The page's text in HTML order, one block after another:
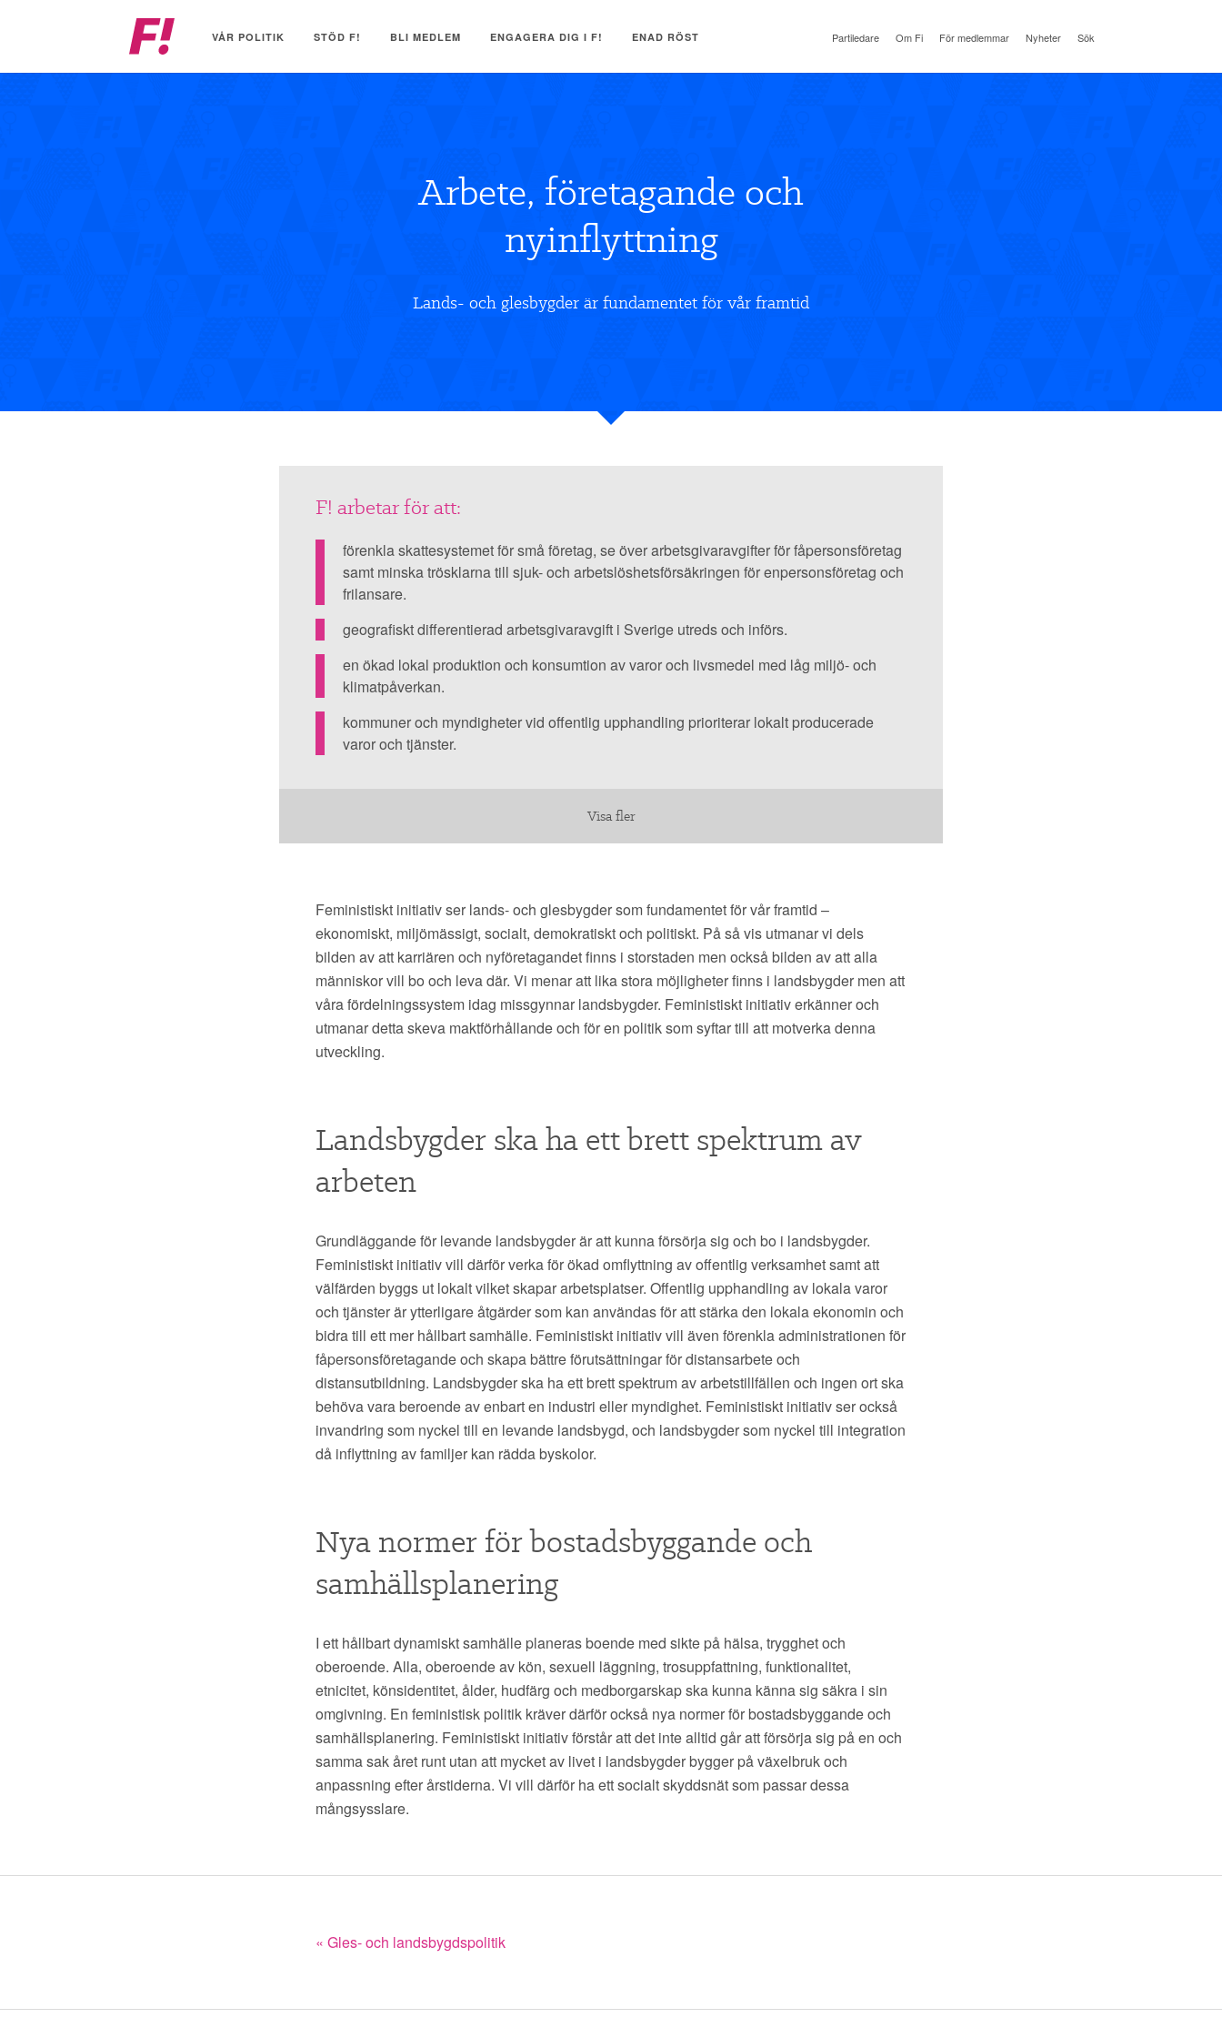
initiativ
VÅR POLITIK STÖD F! BLI MEDLEM ENGAGERA DIG I F! ENAD RÖST Partiledare Om Fi För medlemmar Nyheter Sök
Arbete, företagande och
nyinflyttning
Lands- och glesbygder är fundamentet för vår framtid
Lands-
och
glesbygder
är
fundamentet
vår
framtid
F! arbetar för att:
förenkla skattesystemet för små företag, se över arbetsgivaravgifter för fåpersonsföretag
samt minska trösklarna till sjuk- och arbetslöshetsförsäkringen för enpersonsföretag och
frilansare.
geografiskt differentierad arbetsgivaravgift i Sverige utreds och införs.
en ökad lokal produktion och konsumtion av varor och livsmedel med låg miljö- och
klimatpåverkan.
kommuner och myndigheter vid offentlig upphandling prioriterar lokalt producerade
varor och tjänster.
Visa fler
Feministiskt initiativ ser lands- och glesbygder som fundamentet för vår framtid –
ekonomiskt, miljömässigt, socialt, demokratiskt och politiskt. På så vis utmanar vi dels
bilden av att karriären och nyföretagandet finns i storstaden men också bilden av att alla
människor vill bo och leva där. Vi menar att lika stora möjligheter finns i landsbygder men att
våra fördelningssystem idag missgynnar landsbygder. Feministiskt initiativ erkänner och
utmanar detta skeva maktförhållande och för en politik som syftar till att motverka denna
utveckling.
Landsbygder ska ha ett brett spektrum av
arbeten
Grundläggande för levande landsbygder är att kunna försörja sig och bo i landsbygder.
Feministiskt initiativ vill därför verka för ökad omflyttning av offentlig verksamhet samt att
välfärden byggs ut lokalt vilket skapar arbetsplatser. Offentlig upphandling av lokala varor
och tjänster är ytterligare åtgärder som kan användas för att stärka den lokala ekonomin och
bidra till ett mer hållbart samhälle. Feministiskt initiativ vill även förenkla administrationen för
fåpersonsföretagande och skapa bättre förutsättningar för distansarbete och
distansutbildning. Landsbygder ska ha ett brett spektrum av arbetstillfällen och ingen ort ska
behöva vara beroende av enbart en industri eller myndighet. Feministiskt initiativ ser också
invandring som nyckel till en levande landsbygd, och landsbygder som nyckel till integration
då inflyttning av familjer kan rädda byskolor.
Nya normer för bostadsbyggande och
samhällsplanering
I ett hållbart dynamiskt samhälle planeras boende med sikte på hälsa, trygghet och
oberoende. Alla, oberoende av kön, sexuell läggning, trosuppfattning, funktionalitet,
etnicitet, könsidentitet, ålder, hudfärg och medborgarskap ska kunna känna sig säkra i sin
omgivning. En feministisk politik kräver därför också nya normer för bostadsbyggande och
samhällsplanering. Feministiskt initiativ förstår att det inte alltid går att försörja sig på en och
samma sak året runt utan att mycket av livet i landsbygder bygger på växelbruk och
anpassning efter årstiderna. Vi vill därför ha ett socialt skyddsnät som passar dessa
mångsysslare.
« Gles- och landsbygdspolitik